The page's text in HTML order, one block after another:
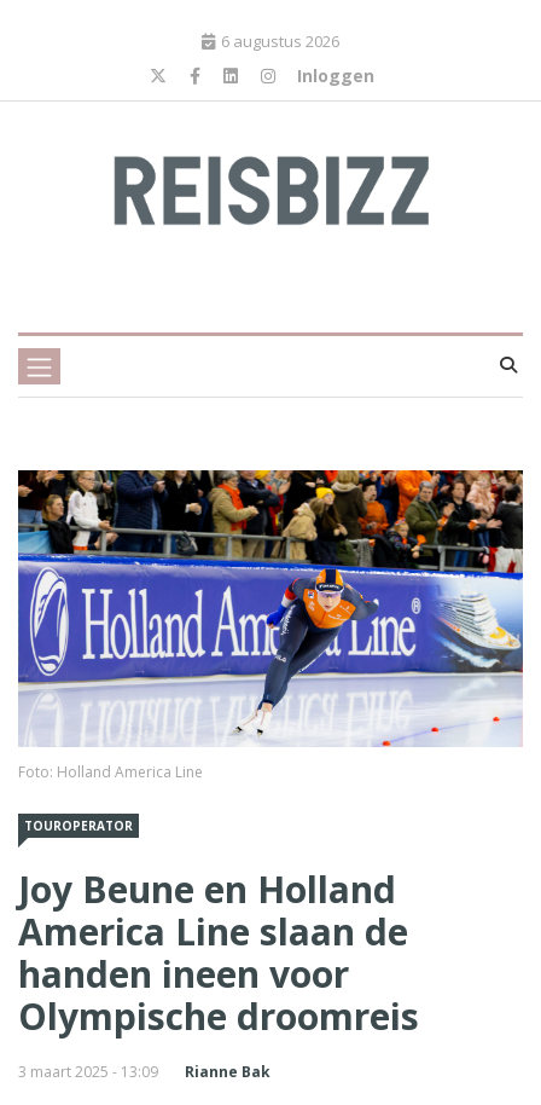
6 augustus 2026
Inloggen
Foto: Holland America Line
TOUROPERATOR
Joy Beune en Holland
America Line slaan de
handen ineen voor
Olympische droomreis
3 maart 2025 - 13:09 Rianne Bak